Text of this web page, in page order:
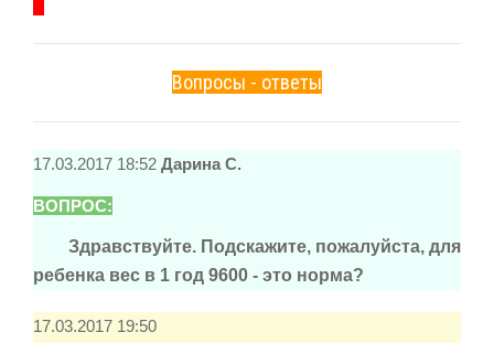
Вопросы - ответы
17.03.2017 18:52 Дарина С.
ВОПРОС:
Здравствуйте. Подскажите, пожалуйста, для
ребенка вес в 1 год 9600 - это норма?
17.03.2017 19:50